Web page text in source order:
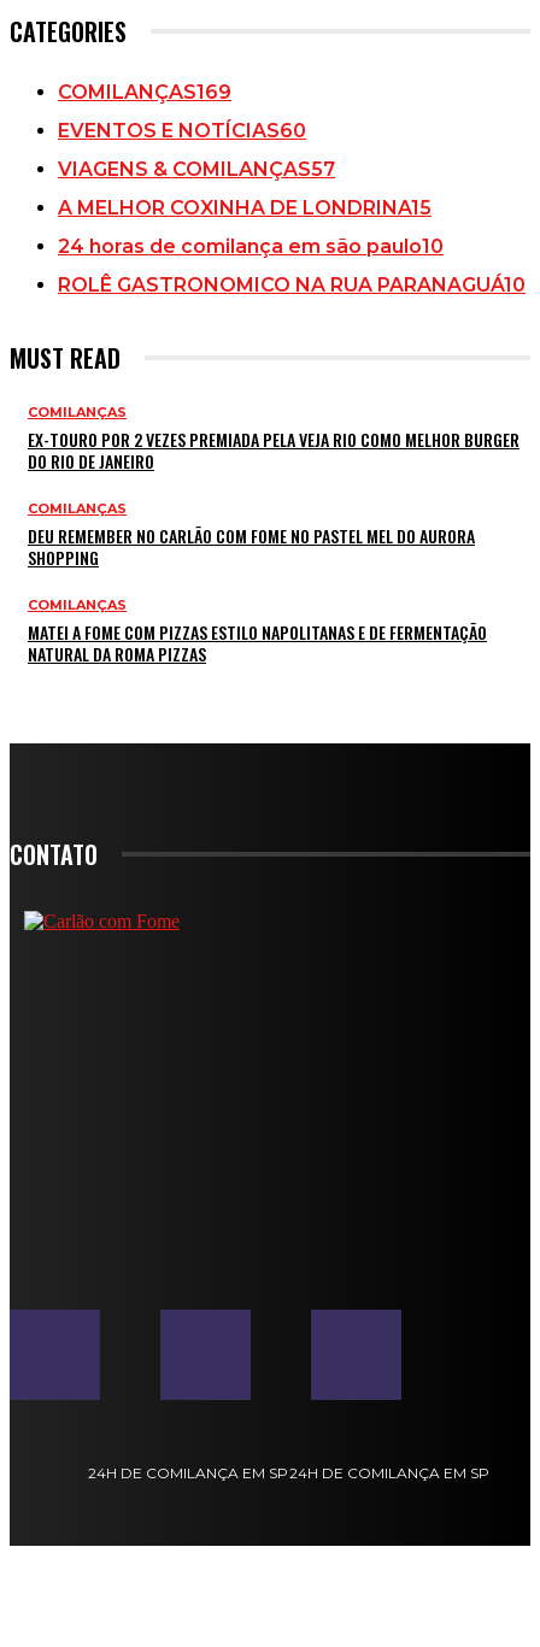
CATEGORIES
COMILANÇAS169
EVENTOS E NOTÍCIAS60
VIAGENS & COMILANÇAS57
A MELHOR COXINHA DE LONDRINA15
24 horas de comilança em são paulo10
ROLÊ GASTRONOMICO NA RUA PARANAGUÁ10
MUST READ
COMILANÇAS
EX-TOURO POR 2 VEZES PREMIADA PELA VEJA RIO COMO MELHOR BURGER
DO RIO DE JANEIRO
COMILANÇAS
DEU REMEMBER NO CARLÃO COM FOME NO PASTEL MEL DO AURORA
SHOPPING
COMILANÇAS
MATEI A FOME COM PIZZAS ESTILO NAPOLITANAS E DE FERMENTAÇÃO
NATURAL DA ROMA PIZZAS
CONTATO
24H DE COMILANÇA EM SP24H DE COMILANÇA EM SP